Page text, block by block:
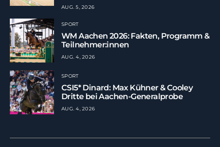
AUG. 5, 2026
SPORT
WM Aachen 2026: Fakten, Programm &
Teilnehmer:innen
AUG. 4, 2026
SPORT
CSI5* Dinard: Max Kühner & Cooley
Dritte bei Aachen-Generalprobe
AUG. 4, 2026